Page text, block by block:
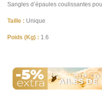
Sangles d’épaules coulissantes
Taille : Unique
Poids (Kg) : 1.6